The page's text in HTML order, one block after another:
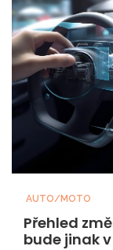
AUTO/MOTO
Přehled
bude jinak